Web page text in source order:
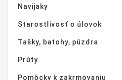
Navijaky
Starostlivosť o úlovok
Tašky, batohy, púzdra
Prúty
Pomôcky k zakrmovaniu